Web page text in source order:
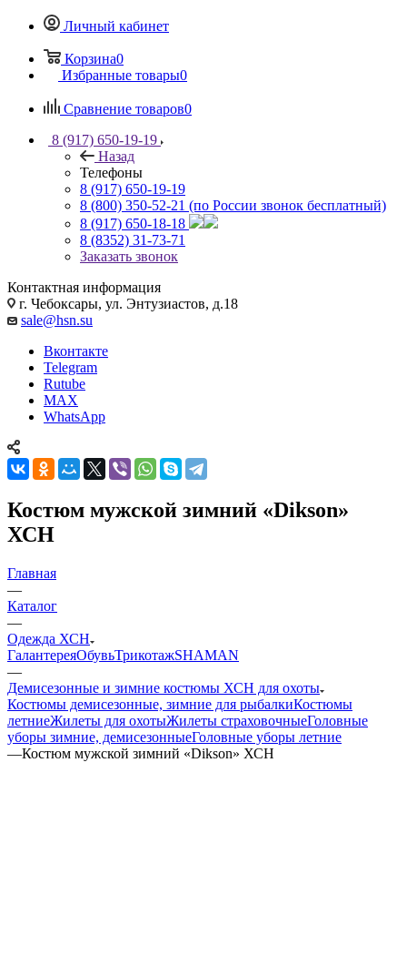
Личный кабинет
Корзина0
Избранные товары0
Сравнение товаров0
8 (917) 650-19-19
Назад
Телефоны
8 (917) 650-19-19
8 (800) 350-52-21 (по России звонок бесплатный)
8 (917) 650-18-18
8 (8352) 31-73-71
Заказать звонок
Контактная информация
г. Чебоксары, ул. Энтузиастов, д.18
sale@hsn.su
Вконтакте
Telegram
Rutube
MAX
WhatsApp
Костюм мужской зимний «Dikson»
ХСН
Главная
—
Каталог
—
Одежда ХСН
ГалантереяОбувьТрикотажSHAMAN
—
Демисезонные и зимние костюмы ХСН для охоты
Костюмы демисезонные, зимние для рыбалкиКостюмы
летниеЖилеты для охотыЖилеты страховочныеГоловные
уборы зимние, демисезонныеГоловные уборы летние
—Костюм мужской зимний «Dikson» ХСН